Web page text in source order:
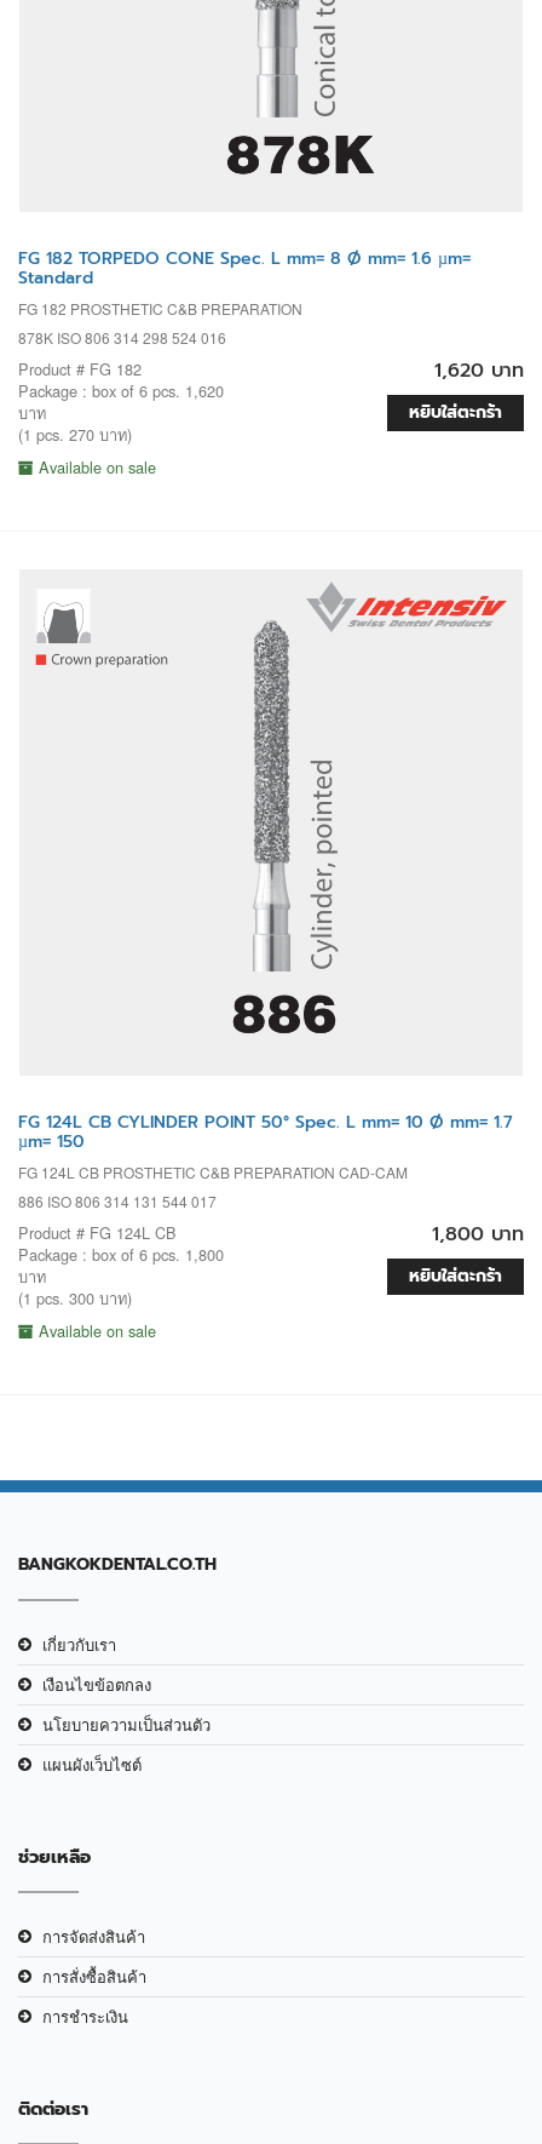
FG 182 TORPEDO CONE Spec. L mm= 8 Ø mm= 1.6 µm=
Standard
FG 182 PROSTHETIC C&B PREPARATION
878K ISO 806 314 298 524 016
Product # FG 182
Package : box of 6 pcs. 1,620
บาท
(1 pcs. 270 บาท)
Available on sale
1,620 บาท
หยิบใส่ตะกร้า
FG 124L CB CYLINDER POINT 50° Spec. L mm= 10 Ø mm= 1.7
µm= 150
FG 124L CB PROSTHETIC C&B PREPARATION CAD-CAM
886 ISO 806 314 131 544 017
Product # FG 124L CB
Package : box of 6 pcs. 1,800
บาท
(1 pcs. 300 บาท)
Available on sale
1,800 บาท
หยิบใส่ตะกร้า
BANGKOKDENTAL.CO.TH
เกี่ยวกับเรา
เงือนไขข้อตกลง
นโยบายความเป็นส่วนตัว
แผนผังเว็บไซต์
ช่วยเหลือ
การจัดส่งสินค้า
การสั่งซื้อสินค้า
การชำระเงิน
ติดต่อเรา